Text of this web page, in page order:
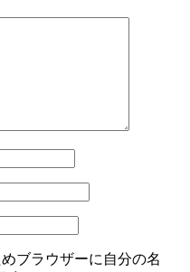
ブラウザーに自分の名